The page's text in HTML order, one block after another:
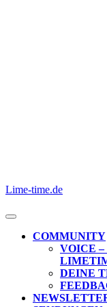
Lime-time.de
Open
ButtonCOMMUNITY
VOICE
DEINE